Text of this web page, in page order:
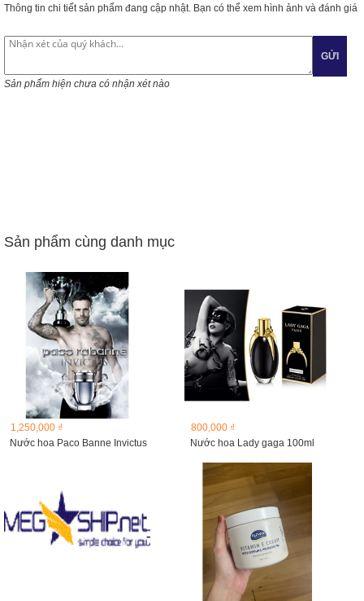
Thông tin chi tiết sản phẩm đang cập nhật. Bạn có thể xem hình ảnh và đánh giá
GỬI
Sản phẩm hiện chưa có nhận xét nào
Sản phẩm cùng danh mục
1,250,000 ₫
Nước hoa Paco Banne Invictus
800,000 ₫
Nước hoa Lady gaga 100ml